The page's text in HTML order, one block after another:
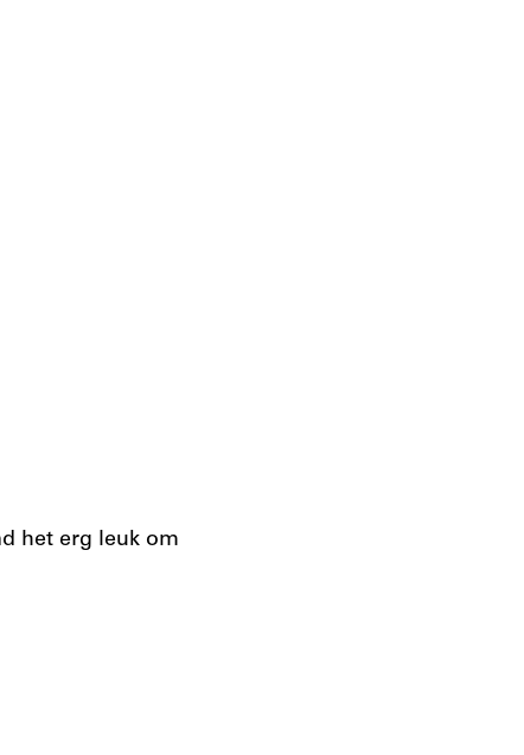
het erg leuk om